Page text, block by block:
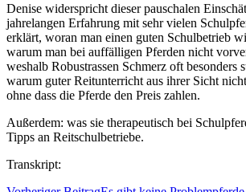
Denise widerspricht dieser pauschalen
jahrelangen Erfahrung mit sehr vielen
erklärt, woran man einen guten Schulbetrieb
warum man bei auffälligen Pferden nicht
weshalb Robustrassen Schmerz oft besonders
warum guter Reitunterricht aus ihrer Sicht
ohne dass die Pferde den Preis zahlen.
Außerdem: was sie therapeutisch bei
Tipps an Reitschulbetriebe.
Transkript: